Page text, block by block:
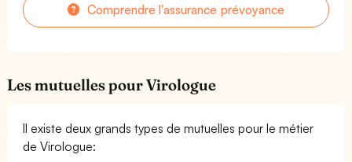
Comprendre l'assurance prévoyance
Les mutuelles pour Virologue
Il existe deux grands types de mutuelles pour le métier
de Virologue: